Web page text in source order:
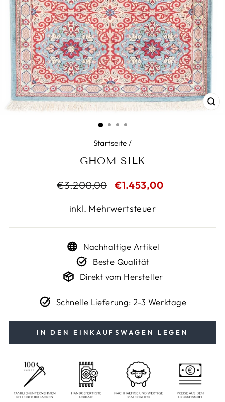
Startseite /
GHOM SILK
Normaler
€3.200,00 Sonderpreis
€1.453,00
inkl. Mehrwertsteuer
Nachhaltige Artikel
Beste Qualität
Direkt vom Hersteller
Schnelle Lieferung: 2-3 Werktage
IN DEN EINKAUFSWAGEN LEGEN